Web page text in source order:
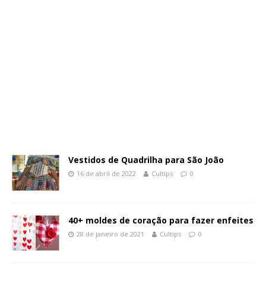
Vestidos de Quadrilha para São João
16 de abril de 2022 Cultips 0
40+ moldes de coração para fazer enfeites
28 de janeiro de 2021 Cultips 0